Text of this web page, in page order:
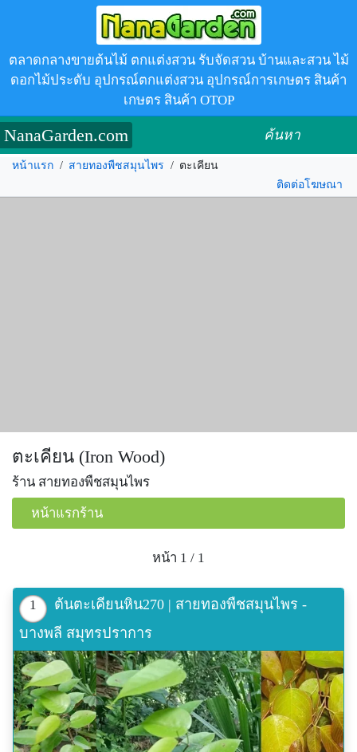
ตลาดกลางขายต้นไม้ ตกแต่งสวน รับจัดสวน บ้านและสวน ไม้
ดอกไม้ประดับ อุปกรณ์ตกแต่งสวน อุปกรณ์การเกษตร สินค้า
เกษตร สินค้า OTOP
NanaGarden.com ค้นหา
หน้าแรก / สายทองพืชสมุนไพร / ตะเคียน
ติดต่อโฆษณา
ตะเคียน (Iron Wood)
ร้าน สายทองพืชสมุนไพร
หน้าแรกร้าน
หน้า 1 / 1
1
ต้นตะเคียนหิน270 | สายทองพืชสมุนไพร -
บางพลี สมุทรปราการ